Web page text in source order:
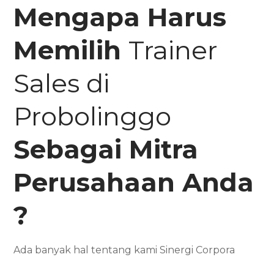
Mengapa Harus
Memilih Trainer
Sales di
Probolinggo
Sebagai Mitra
Perusahaan Anda
?
Ada banyak hal tentang kami Sinergi Corpora